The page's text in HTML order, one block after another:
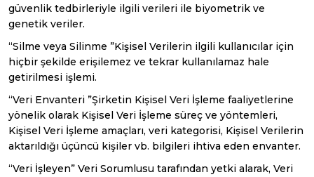
güvenlik tedbirleriyle ilgili verileri ile biyometrik ve
genetik veriler.
“Silme veya Silinme ”Kişisel Verilerin ilgili kullanıcılar için
hiçbir şekilde erişilemez ve tekrar kullanılamaz hale
getirilmesi işlemi.
“Veri Envanteri ”Şirketin Kişisel Veri İşleme faaliyetlerine
yönelik olarak Kişisel Veri İşleme süreç ve yöntemleri,
Kişisel Veri İşleme amaçları, veri kategorisi, Kişisel Verilerin
aktarıldığı üçüncü kişiler vb. bilgileri ihtiva eden envanter.
“Veri İşleyen” Veri Sorumlusu tarafından yetki alarak, Veri